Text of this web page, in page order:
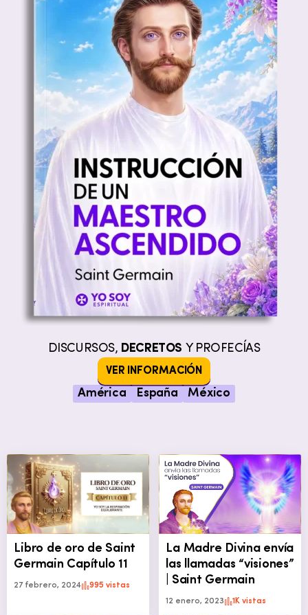
DISCURSOS, DECRETOS Y PROFECÍAS
VER INFORMACIÓN
América España México
Libro de oro de Saint
Germain Capítulo 11
27 febrero, 2024 995 vistas
La Madre Divina envía
las llamadas “visiones”
| Saint Germain
12 enero, 2023 1K vistas